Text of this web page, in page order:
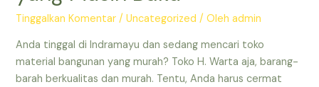
yang
Buka
–
Toko
Besi
Tinggalkan Komentar /Uncategorized / Olehadmin
Anda tinggal di Indramayu dan sedang mencari toko
material bangunan yang murah? Toko H. Warta aja, barang-
barah berkualitas dan murah. Tentu, Anda harus cermat